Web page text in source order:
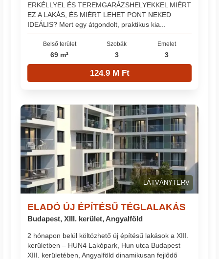
ERKÉLLYEL ÉS TEREMGARÁZSHELYEKKEL MIÉRT
EZ A LAKÁS, ÉS MIÉRT LEHET PONT NEKED
IDEÁLIS? Mert egy átgondolt, praktikus kia...
Belső terület
69 m²
Szobák
3
Emelet
3
124.9 M Ft
LÁTVÁNYTERV
ELADÓ ÚJ ÉPÍTÉSŰ TÉGLALAKÁS
Budapest, XIII. kerület, Angyalföld
2 hónapon belül költözhető új építésű lakások a XIII.
kerületben – HUN4 Lakópark, Hun utca Budapest
XIII. kerületében, Angyalföld dinamikusan fejlődő